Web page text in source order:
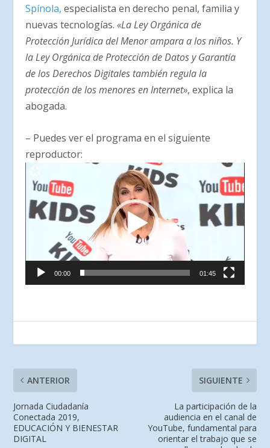
Spínola, especialista en derecho penal, familia y
nuevas tecnologías.«La Ley Orgánica de
Protección Jurídica del Menor ampara a los niños. Y
la Ley Orgánica de Protección de Datos y Garantía
de los Derechos Digitales también regula la
protección de los menores en Internet», explica la
abogada.
– Puedes ver el programa en el siguiente
reproductor:
Reproductor
de
vídeo
00:00 01:45
ANTERIOR
Jornada Ciudadanía
Conectada 2019,
EDUCACIÓN Y BIENESTAR
DIGITAL
SIGUIENTE
La participación de la
audiencia en el canal de
YouTube, fundamental para
orientar el trabajo que se